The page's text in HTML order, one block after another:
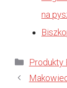
na
Kategorie
Produkty